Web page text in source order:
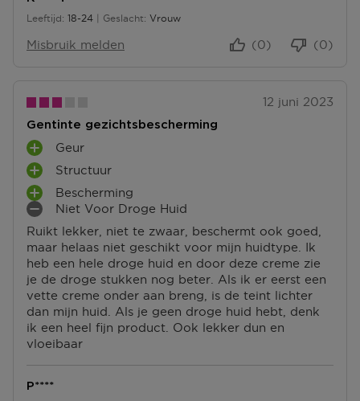
Leeftijd
18 tot 24 18-24 Geslacht Vrouw
Misbruik melden (0)
(0)
12 juni 2023
Gentinte gezichtsbescherming
Ruikt lekker, niet te zwaar, beschermt ook goed,
maar helaas niet geschikt voor mijn huidtype. Ik
heb een hele droge huid en door deze creme zie
je de droge stukken nog beter. Als ik er eerst een
vette creme onder aan breng, is de teint lichter
dan mijn huid. Als je geen droge huid hebt, denk
ik een heel fijn product. Ook lekker dun en
vloeibaar
P
L
U
S
P
U
N
T
E
N
Geur
P
L
U
S
U
N
T
E
N
Structuur
P
L
U
S
P
U
N
T
E
N
Bescherming
M
I
N
P
U
N
T
E
N
Niet Voor Droge Huid
P****